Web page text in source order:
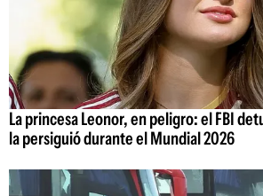
La princesa Leonor, en peligro: el FBI
la persiguió durante el Mundial 2026